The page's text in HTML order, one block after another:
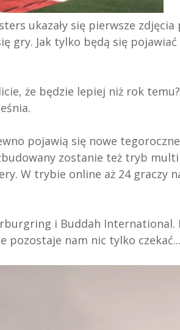
ukazały się pierwsze
gry. Jak tylko będą się
że będzie lepiej niż rok
pojawią się nowe
zostanie też tryb
W trybie online aż 24 graczy
i Buddah International.
pozostaje nam nic tylko czekać...